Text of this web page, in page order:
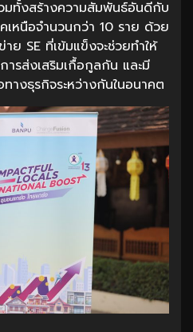
ทั้งสร้างความสัมพันธ์อันดีกับ
เหนือจำนวนกว่า 10 ราย ด้วย
ย SE ที่เข้มแข็งจะช่วยทำให้
รส่งเสริมเกื้อกูลกัน และมี
างธุรกิจระหว่างกันในอนาคต